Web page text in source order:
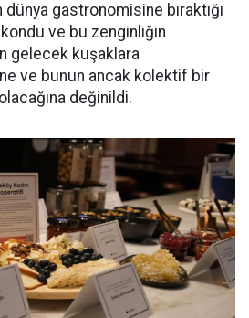
gastronomisine bıraktığı
ve bu zenginliğin
gelecek kuşaklara
ve bunun ancak kolektif bir
değinildi.